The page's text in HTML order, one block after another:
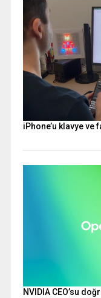
iPhone’u klavye ve
NVIDIA CEO’su